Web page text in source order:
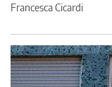
Francesca Cicardi